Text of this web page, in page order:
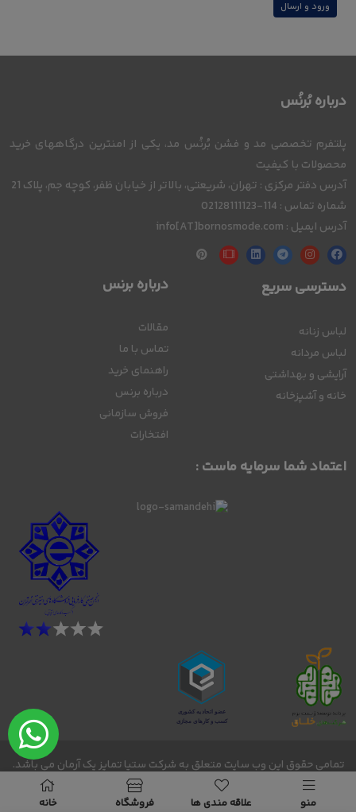
ورود و ارسال
منو علاقه مندی ها فروشگاه خانه
درباره بُرنُس
پلتفرم تخصصی مد و فشن بُرنُس مد، یکی از امنترین درگاههای خرید
محصولات با کیفیت
آدرس دفتر مرکزی : تهران، شریعتی، بالاتر از خیابان ظفر، کوچه جم، پلاک 21
شماره تماس : 114-02128111123
آدرس ایمیل : info[AT]bornosmode.com
دسترسی سریع
لباس زنانه
لباس مردانه
آرایشی و بهداشتی
خانه و آشپزخانه
درباره برنس
مقالات
تماس با ما
راهنمای خرید
درباره برنس
فروش سازمانی
افتخارات
اعتماد شما سرمایه ماست :
تمامی حقوق این وب سایت متعلق به شرکت ستیا تمایز یک آرمان می باشد.
bornosmode - 2026 -2027 © Copyright@